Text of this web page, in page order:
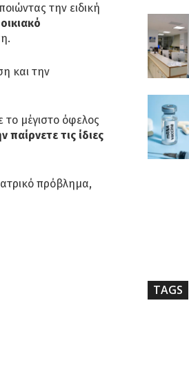
την ειδική
και την
το μέγιστο όφελος
παίρνετε τις ίδιες
πρόβλημα,
TAGS